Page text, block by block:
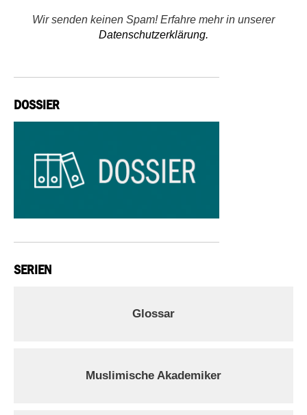
Wir senden keinen Spam! Erfahre mehr in unserer
Datenschutzerklärung.
DOSSIER
SERIEN
Glossar
Muslimische Akademiker